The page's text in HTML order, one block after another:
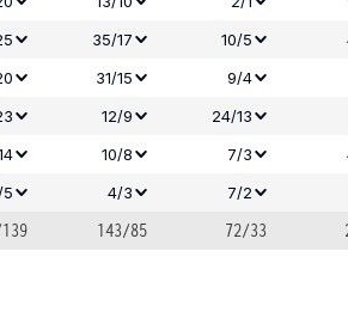
35/17 10/5
31/15
9/4
12/9
24/13
10/8 7/3
5 4/3 7/2
143/85 72/33